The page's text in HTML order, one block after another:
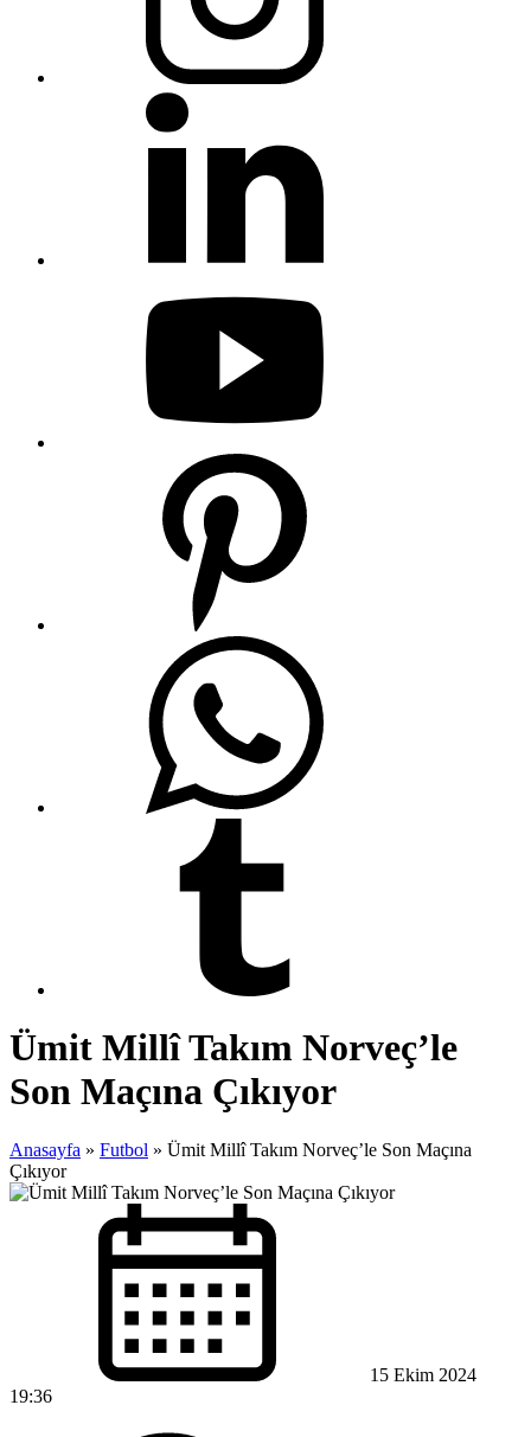
Ümit Millî Takım Norveç’le
Son Maçına Çıkıyor
Anasayfa » Futbol » Ümit Millî Takım Norveç’le Son Maçına
Çıkıyor
15 Ekim 2024
19:36